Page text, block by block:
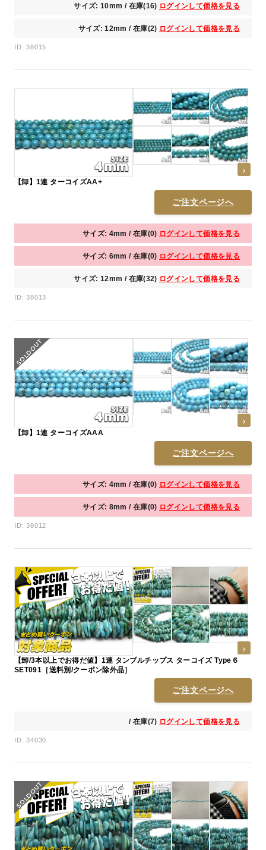
サイズ: 10mm / 在庫(16) ログインして価格を見る
サイズ: 12mm / 在庫(2) ログインして価格を見る
ID: 38015
【卸】1連 ターコイズAA+
ご注文ページへ
サイズ: 4mm / 在庫(0) ログインして価格を見る
サイズ: 6mm / 在庫(0) ログインして価格を見る
サイズ: 12mm / 在庫(32) ログインして価格を見る
ID: 38013
【卸】1連 ターコイズAAA
ご注文ページへ
サイズ: 4mm / 在庫(0) ログインして価格を見る
サイズ: 8mm / 在庫(0) ログインして価格を見る
ID: 38012
【卸/3本以上でお得だ値】1連 タンブルチップス ターコイズ Type６
SET091［送料別/クーポン除外品］
ご注文ページへ
/ 在庫(7) ログインして価格を見る
ID: 34030